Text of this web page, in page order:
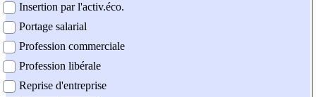
Insertion par l'activ.éco.
Portage salarial
Profession commerciale
Profession libérale
Reprise d'entreprise